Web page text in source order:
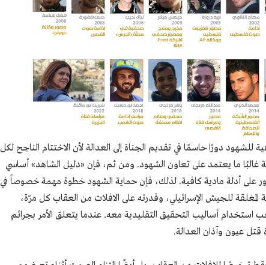
للشهود دورًا حاسمًا في تقديم الجناة إلى العدالة لأن الاختتام الناجح لكل
غالبًا ما يعتمد على تعاون الشهود. ومن ثم، فإن «دليل الشاهد» أساسي
على أدلة مادية كافية. لذلك، فإن حماية الشهود خطوة مهمة خصوصاً في
المغلقة للجيش الإسرائيلي، وقدرته على الافلات من العقاب كل مرّة،
أساليب التحقيق التقليدية معه. عندما يتعلق الأمر بجرائم
قتل عيون وآذان العدالة.